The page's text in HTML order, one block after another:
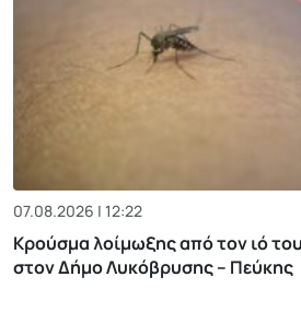
07.08.2026 | 12:22
Κρούσμα λοίμωξης από τον ιό
στον Δήμο Λυκόβρυσης – Πεύκης